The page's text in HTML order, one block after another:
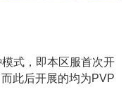
式，即本区服首次开
此后开展的均为PVP